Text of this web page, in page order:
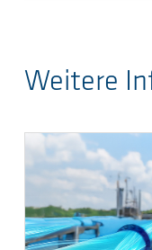
Weitere